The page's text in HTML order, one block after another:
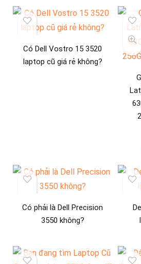
Có Dell Vostro 15 3520
laptop cũ giá rẻ không?
Có phải là Dell Precision
3550 không?